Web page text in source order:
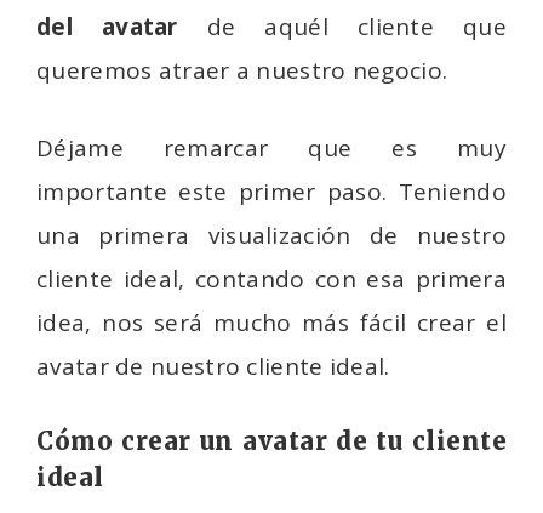
del avatar de aquél cliente que
queremos atraer a nuestro negocio.
Déjame remarcar que es muy
importante este primer paso. Teniendo
una primera visualización de nuestro
cliente ideal, contando con esa primera
idea, nos será mucho más fácil crear el
avatar de nuestro cliente ideal.
Cómo crear un avatar de tu cliente
ideal